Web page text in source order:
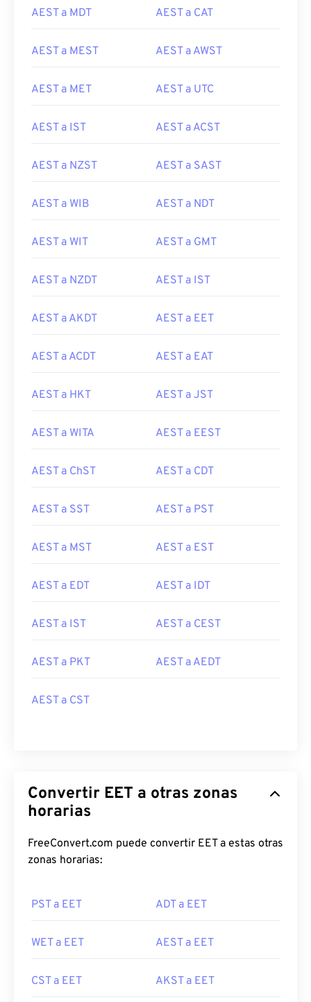
AEST a MDT AEST a CAT
AEST a MEST AEST a AWST
AEST a MET AEST a UTC
AEST a IST AEST a ACST
AEST a NZST AEST a SAST
AEST a WIB AEST a NDT
AEST a WIT AEST a GMT
AEST a NZDT AEST a IST
AEST a AKDT AEST a EET
AEST a ACDT AEST a EAT
AEST a HKT AEST a JST
AEST a WITA AEST a EEST
AEST a ChST AEST a CDT
AEST a SST AEST a PST
AEST a MST AEST a EST
AEST a EDT AEST a IDT
AEST a IST AEST a CEST
AEST a PKT AEST a AEDT
AEST a CST
Convertir EET a otras zonas
horarias
FreeConvert.com puede convertir EET a estas otras
zonas horarias:
PST a EET ADT a EET
WET a EET AEST a EET
CST a EET AKST a EET